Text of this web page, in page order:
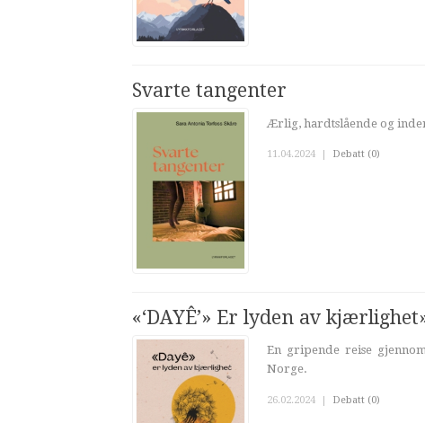
Svarte tangenter
Ærlig, hardtslående og
11.04.2024 | Debatt (0)
«‘DAYÊ’» Er lyden av
En gripende reise
Norge.
26.02.2024 | Debatt (0)